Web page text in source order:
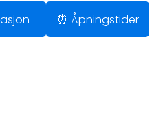
⏰ Åpningstider